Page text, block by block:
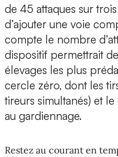
de 45 attaques sur
d’ajouter une voie
compte le nombre
dispositif permettrait
élevages les plus
cercle zéro, dont les
tireurs simultanés) et
au gardiennage.
Restez au courant en